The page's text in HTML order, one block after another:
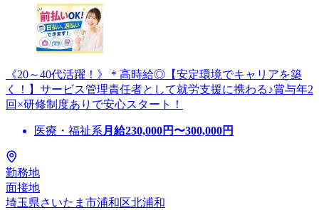
《20～40代活躍！》＊高時給◎【安定環境でキャリアを築
く！】サービス管理責任者として就労支援に携わる♪賞与年2
回×研修制度ありで安心スタート！
医療・福祉系 月給230,000円〜300,000円
勤務地
面接地
埼玉県さいたま市浦和区北浦和